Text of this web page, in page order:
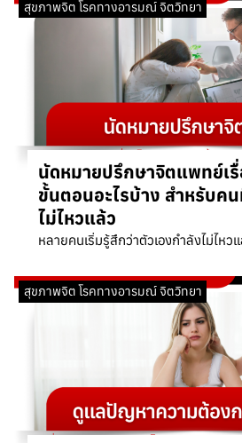
สุขภาพจิต โรคทางอารมณ์ จิตวิทยา
นัดหมายปรึกษาจิตแพทย์เรื่
ขั้นตอนอะไรบ้าง สำหรับคน
ไม่ไหวแล้ว
หลายคนเริ่มรู้สึกว่าตัวเองกำลังไม่ไห
สุขภาพจิต โรคทางอารมณ์ จิตวิทยา